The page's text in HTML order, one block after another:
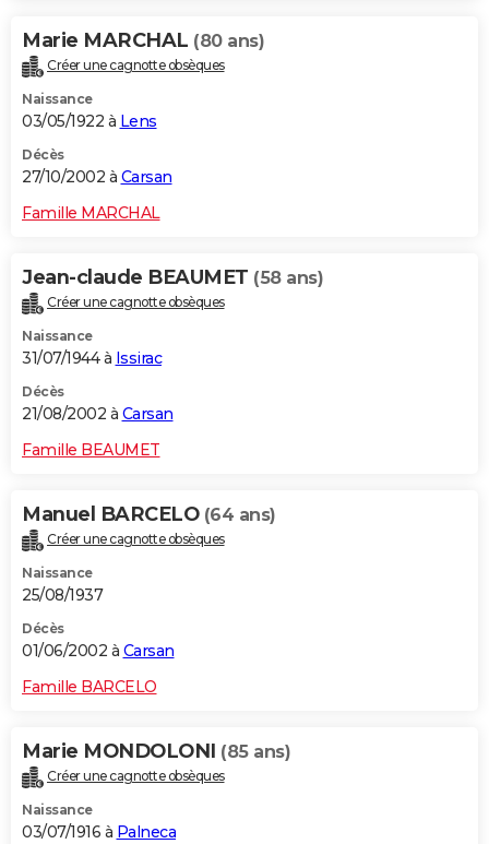
Marie MARCHAL (80 ans)
Créer une cagnotte obsèques
Naissance
03/05/1922 à Lens
Décès
27/10/2002 à Carsan
Famille MARCHAL
Jean-claude BEAUMET (58 ans)
Créer une cagnotte obsèques
Naissance
31/07/1944 à Issirac
Décès
21/08/2002 à Carsan
Famille BEAUMET
Manuel BARCELO (64 ans)
Créer une cagnotte obsèques
Naissance
25/08/1937
Décès
01/06/2002 à Carsan
Famille BARCELO
Marie MONDOLONI (85 ans)
Créer une cagnotte obsèques
Naissance
03/07/1916 à Palneca